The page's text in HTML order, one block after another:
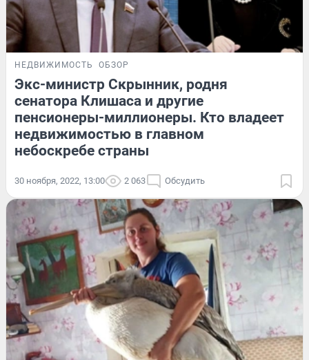
НЕДВИЖИМОСТЬ ОБЗОР
Экс-министр Скрынник, родня
сенатора Клишаса и другие
пенсионеры-миллионеры. Кто владеет
недвижимостью в главном
небоскребе страны
30 ноября, 2022, 13:00 2 063 Обсудить